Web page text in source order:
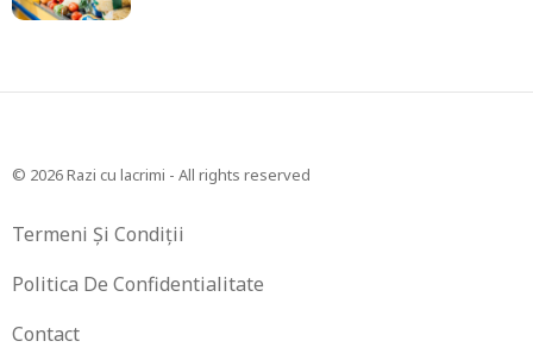
© 2026 Razi cu lacrimi - All rights reserved
Termeni Și Condiții
Politica De Confidentialitate
Contact